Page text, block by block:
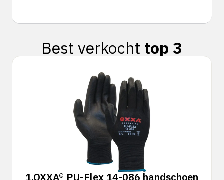
Best verkocht top 3
1.OXXA® PU-Flex 14-086 handschoen